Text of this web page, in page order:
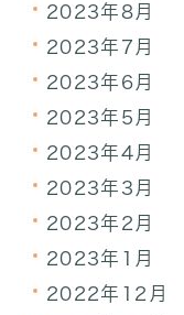
2023年8月
2023年7月
2023年6月
2023年5月
2023年4月
2023年3月
2023年2月
2023年1月
2022年12月